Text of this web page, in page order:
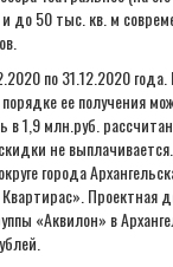
до 50 тыс. кв. м
по 31.12.2020
ее получения
в 1,9 млн.руб.
не
города
Проектная
«Аквилон» в